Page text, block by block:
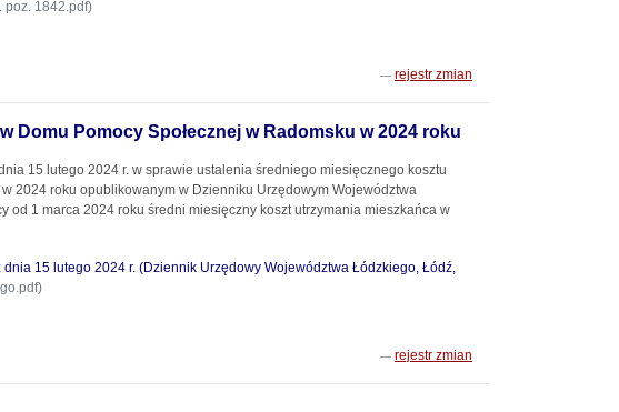
poz. 1842.pdf)
rejestr zmian
Domu Pomocy Społecznej w Radomsku w 2024 roku
15 lutego 2024 r. w sprawie ustalenia średniego miesięcznego kosztu
2024 roku opublikowanym w Dzienniku Urzędowym Województwa
1 marca 2024 roku średni miesięczny koszt utrzymania mieszkańca w
15 lutego 2024 r. (Dziennik Urzędowy Województwa Łódzkiego, Łódź,
rejestr zmian